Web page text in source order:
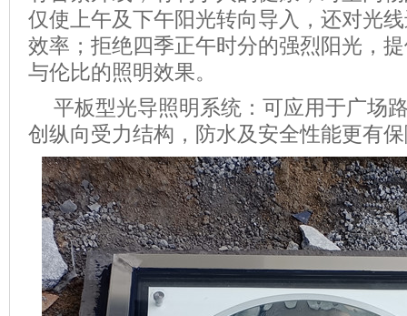
仅使上午及下午阳光转向导入，还对光
效率；拒绝四季正午时分的强烈阳光，
与伦比的照明效果。
平板型光导照明系统：可应用于广场
创纵向受力结构，防水及安全性能更有